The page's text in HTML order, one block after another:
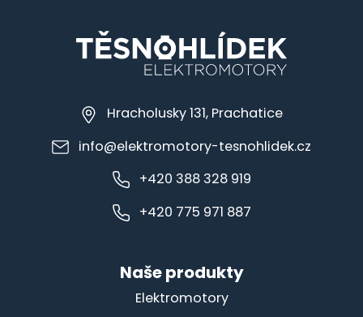
Hracholusky 131, Prachatice
info@elektromotory-tesnohlidek.cz
+420 388 328 919
+420 775 971 887
Naše produkty
Elektromotory